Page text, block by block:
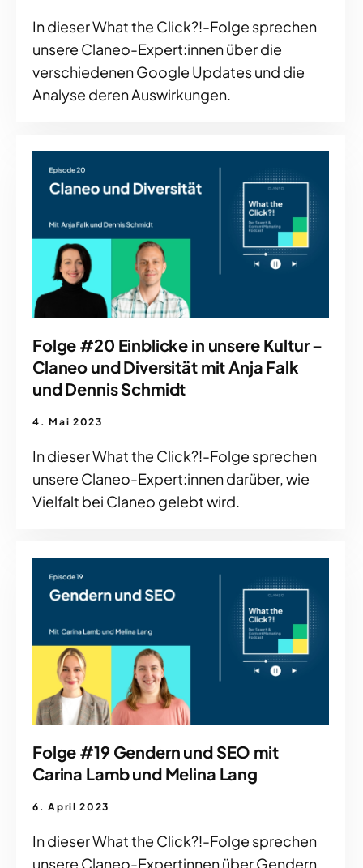
In dieser What the Click?!-Folge sprechen
unsere Claneo-Expert:innen über die
verschiedenen Google Updates und die
Analyse deren Auswirkungen.
Folge #20 Einblicke in unsere Kultur –
Claneo und Diversität mit Anja Falk
und Dennis Schmidt
4. Mai 2023
In dieser What the Click?!-Folge sprechen
unsere Claneo-Expert:innen darüber, wie
Vielfalt bei Claneo gelebt wird.
Folge #19 Gendern und SEO mit
Carina Lamb und Melina Lang
6. April 2023
In dieser What the Click?!-Folge sprechen
unsere Claneo-Expertinnen über Gendern